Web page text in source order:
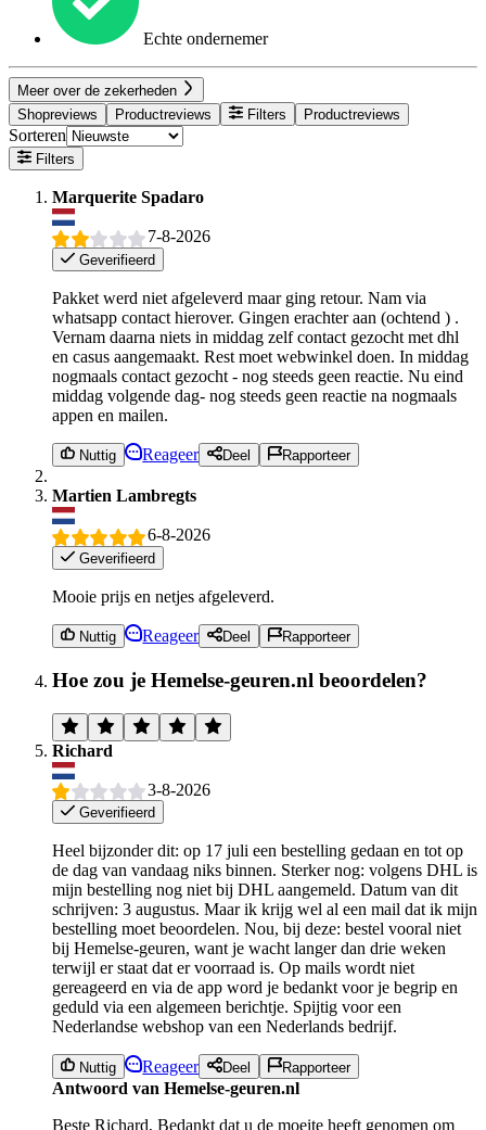
Echte ondernemer
Meer over de zekerheden
Shopreviews
Productreviews Filters Productreviews
Sorteren
Filters
Marquerite Spadaro
7-8-2026
Geverifieerd
Pakket werd niet afgeleverd maar ging retour. Nam via
whatsapp contact hierover. Gingen erachter aan (ochtend ) .
Vernam daarna niets in middag zelf contact gezocht met dhl
en casus aangemaakt. Rest moet webwinkel doen. In middag
nogmaals contact gezocht - nog steeds geen reactie. Nu eind
middag volgende dag- nog steeds geen reactie na nogmaals
appen en mailen.
Nuttig Reageer Deel Rapporteer
Martien Lambregts
6-8-2026
Geverifieerd
Mooie prijs en netjes afgeleverd.
Nuttig Reageer Deel Rapporteer
Hoe zou je Hemelse-geuren.nl beoordelen?
Richard
3-8-2026
Geverifieerd
Heel bijzonder dit: op 17 juli een bestelling gedaan en tot op
de dag van vandaag niks binnen. Sterker nog: volgens DHL is
mijn bestelling nog niet bij DHL aangemeld. Datum van dit
schrijven: 3 augustus. Maar ik krijg wel al een mail dat ik mijn
bestelling moet beoordelen. Nou, bij deze: bestel vooral niet
bij Hemelse-geuren, want je wacht langer dan drie weken
terwijl er staat dat er voorraad is. Op mails wordt niet
gereageerd en via de app word je bedankt voor je begrip en
geduld via een algemeen berichtje. Spijtig voor een
Nederlandse webshop van een Nederlands bedrijf.
Nuttig Reageer Deel Rapporteer
Antwoord van Hemelse-geuren.nl
Beste Richard, Bedankt dat u de moeite heeft genomen om